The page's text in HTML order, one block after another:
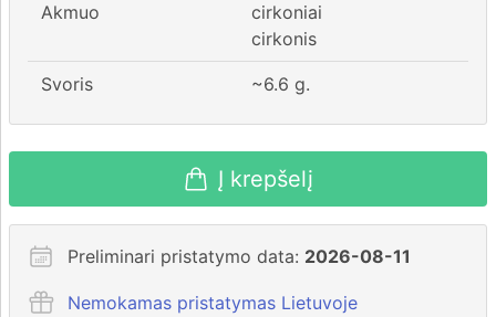
Akmuo
cirkoniai
cirkonis
Svoris ~6.6 g.
Į krepšelį
Preliminari pristatymo data: 2026-08-11
Nemokamas pristatymas Lietuvoje